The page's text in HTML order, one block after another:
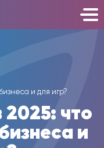
и для игр?
2025: что
и